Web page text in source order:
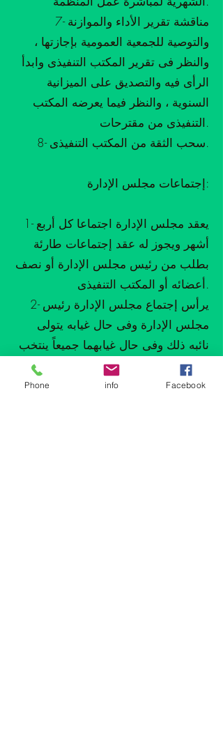
7- مناقشة تقرير الأداء والموازنة
والتوصية للجمعية العمومية بإجازتها ،
والنظر فى تقرير المكتب التنفيذى وابدأ
الرأى فيه والتصديق على الميزانية
السنوية ، والنظر فيما يعرضه المكتب
التنفيذى من مقترحات.
8- سحب الثقة من المكتب التنفيذى.
إجتماعات مجلس الإدارة:
1- يعقد مجلس الإدارة اجتماعا كل أربع
أشهر ويجوز له عقد إجتماعات طارئة
بطلب من رئيس مجلس الإدارة أو نصف
أعضائه أو المكتب التنفيذى.
2- يرأس إجتماع مجلس الإدارة رئيس
مجلس الإدارة وفى حال غيابه يتولى
نائبه ذلك وفى حال غيابهما جميعاً ينتخب
مجلس الإدارة رئيساً للإجتماع من بين
Phone info Facebook